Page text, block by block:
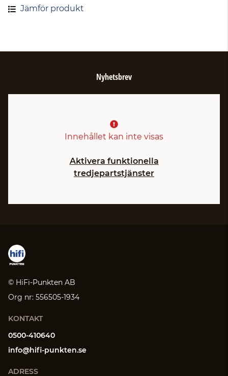
Jämför produkt
Nyhetsbrev
Innehållet kan inte visas
Aktivera funktionella
tredjepartstjänster
© HiFi-Punkten AB
Org nr: 556505-1934
KONTAKT
0500-410640
info@hifi-punkten.se
ADRESS